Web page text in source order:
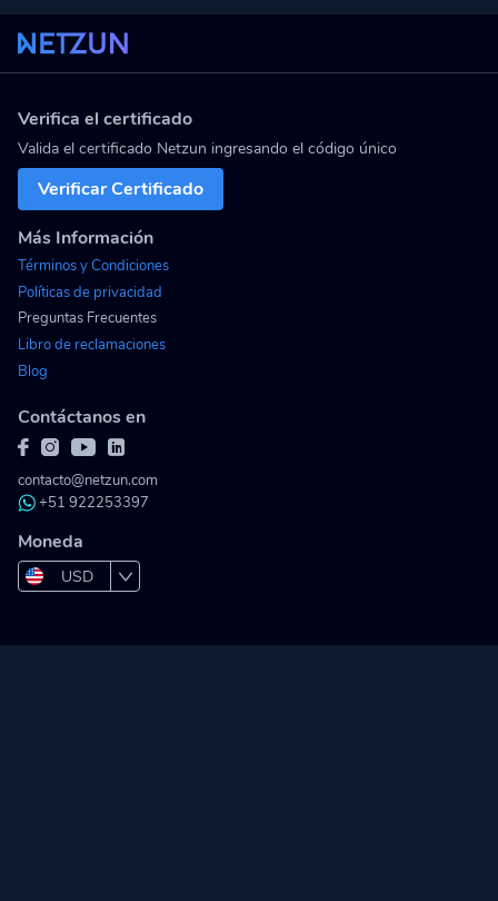
Verifica el certificado
Valida el certificado Netzun ingresando el código único
Verificar Certificado
Más Información
Términos y Condiciones
Políticas de privacidad
Preguntas Frecuentes
Libro de reclamaciones
Blog
Contáctanos en
contacto@netzun.com
+51 922253397
Moneda
USD